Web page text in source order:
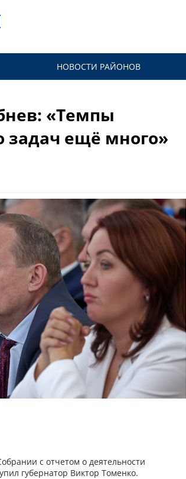
НОВОСТИ РАЙОНОВ
«Темпы
задач ещё много»
с отчетом о деятельности
губернатор Виктор Томенко.